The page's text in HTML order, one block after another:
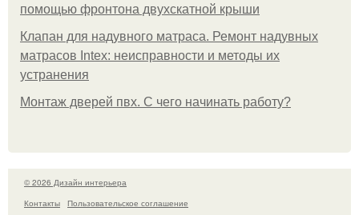
помощью фронтона двухскатной крыши
Клапан для надувного матраса. Ремонт надувных
матрасов Intex: неисправности и методы их
устранения
Монтаж дверей пвх. С чего начинать работу?
© 2026 Дизайн интерьера
Контакты
Пользовательское соглашение